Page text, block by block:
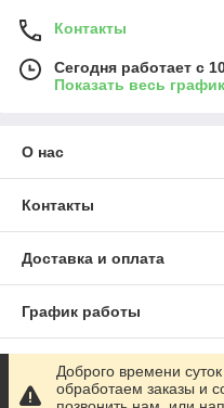
Контакты
Сегодня работает с
Показать весь
О нас
Контакты
Доставка и оплата
График работы
Полная версия сайта
Доброго времени
обработаем заказы и